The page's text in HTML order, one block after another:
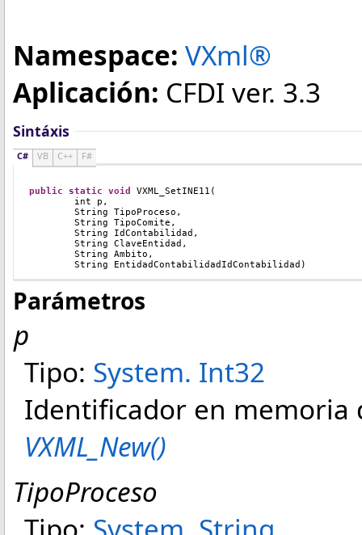
Namespace: VXml®
Aplicación: CFDI ver. 3.3
Sintáxis
C# VB C++ F#
public static void
VXML_SetINE11(
	int p,
	String TipoProceso,
	String TipoComite,
	String IdContabilidad,
	String ClaveEntidad,
	String Ambito,
	String EntidadContabilidadIdContabilidad)
Parámetros
p
Tipo: System. Int32
Identificador en memoria
VXML_New()
TipoProceso